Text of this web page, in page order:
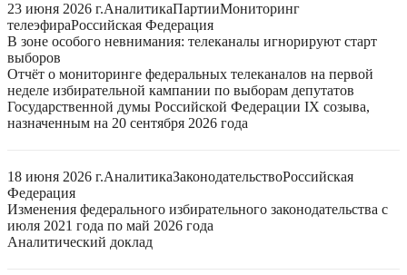
23 июня 2026 г.АналитикаПартииМониторинг
телеэфираРоссийская Федерация
В зоне особого невнимания: телеканалы игнорируют старт
выборов
Отчёт о мониторинге федеральных телеканалов на первой
неделе избирательной кампании по выборам депутатов
Государственной думы Российской Федерации IX созыва,
назначенным на 20 сентября 2026 года
18 июня 2026 г.АналитикаЗаконодательствоРоссийская
Федерация
Изменения федерального избирательного законодательства с
июля 2021 года по май 2026 года
Аналитический доклад